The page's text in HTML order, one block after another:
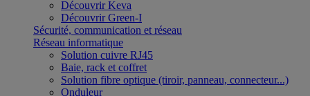
Découvrir Keva
Découvrir Green-I
Sécurité, communication et réseau
Réseau informatique
Solution cuivre RJ45
Baie, rack et coffret
Solution fibre optique (tiroir, panneau, connecteur...)
Onduleur